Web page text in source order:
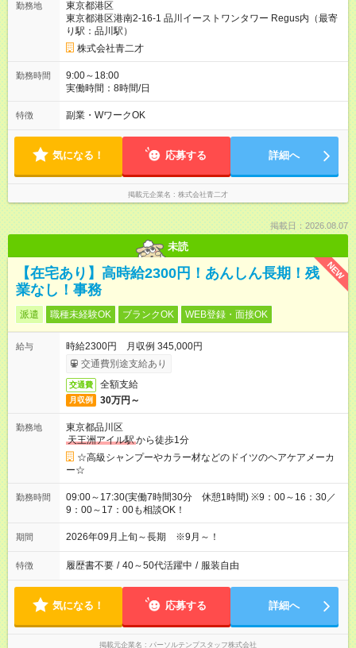
勤務地
東京都港区
東京都港区港南2-16-1 品川イーストワンタワー Regus内（最寄
り駅：品川駅）
株式会社青二才
勤務時間
9:00～18:00
実働時間：8時間/日
特徴 副業・WワークOK
気になる！ 応募する 詳細へ
掲載元企業名 株式会社青二才
掲載日：2026.08.07
未読
NEW
【在宅あり】高時給2300円！あんしん長期！残
業なし！事務
派遣 職種未経験OK ブランクOK WEB登録・面接OK
給与
時給2300円 月収例 345,000円
交通費別途支給あり
交通費 全額支給
月収例 30万円～
勤務地
東京都品川区
天王洲アイル駅から徒歩1分
☆高級シャンプーやカラー材などのドイツのヘアケアメーカ
ー☆
勤務時間
09:00～17:30(実働7時間30分 休憩1時間) ※9：00～16：30／
9：00～17：00も相談OK！
期間 2026年09月上旬～長期 ※9月～！
特徴 履歴書不要 / 40～50代活躍中 / 服装自由
気になる！ 応募する 詳細へ
掲載元企業名 パーソルテンプスタッフ株式会社